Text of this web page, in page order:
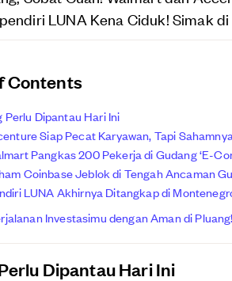
LUNA Kena Ciduk! Simak
Contents
Perlu Dipantau Hari Ini
Siap Pecat Karyawan, Tapi
Pangkas 200 Pekerja di Gudang ‘E-
Coinbase Jeblok di Tengah Ancaman
LUNA Akhirnya Ditangkap di
Investasimu dengan Aman di Pluang!
Dipantau Hari Ini